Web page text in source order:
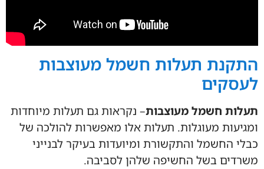
התקנת תעלות חשמל מעוצבות
לעסקים
תעלות חשמל מעוצבות– נקראות גם תעלות מיוחדות
ומגיעות מעוגלות. תעלות אלו מאפשרות להולכה של
כבלי החשמל והתקשורת ומיועדות בעיקר לבנייני
משרדים בשל החשיפה שלהן לסביבה.